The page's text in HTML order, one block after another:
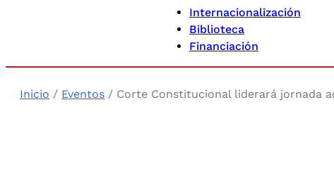
Internacionalización
Biblioteca
Financiación
Inicio / Eventos / Corte Constitucional liderará jornada